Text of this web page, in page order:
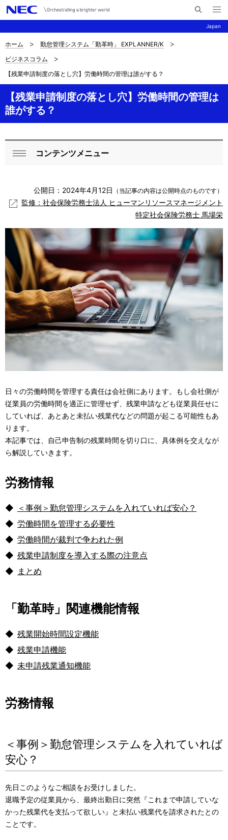
Japan
イ
メ
ニ
ュ
ナ
ビ
ゲ
シ
ン
サ
イ
ト
内
の
現
在
置
表
示
し
て
い
ま
す
。
ホーム
勤怠管理システム「勤革時」 EXPLANNER/K
ビジネスコラム
【残業申請制度の落とし穴】労働時間の管理は誰がする？
【残業申請制度の落とし穴】労働時間の管理は
誰がする？
ロ
ナ
ビ
ゲ
ー
シ
ョ
ン
コンテンツメニュー
公開日：2024年4月12日 （当記事の内容は公開時点のものです）
監修：社会保険労務士法人 ヒューマンリソースマネージメント
特定社会保険労務士 馬場栄
日々の労働時間を管理する責任は会社側にあります。もし会社側が
従業員の労働時間を適正に管理せず、残業申請なども従業員任せに
していれば、あとあと未払い残業代などの問題が起こる可能性もあ
ります。
本記事では、自己申告制の残業時間を切り口に、具体例を交えなが
ら解説していきます。
労務情報
◆ ＜事例＞勤怠管理システムを入れていれば安心？
◆ 労働時間を管理する必要性
◆ 労働時間が裁判で争われた例
◆ 残業申請制度を導入する際の注意点
◆ まとめ
「勤革時」関連機能情報
◆ 残業開始時間設定機能
◆ 残業申請機能
◆ 未申請残業通知機能
労務情報
＜事例＞勤怠管理システムを入れていれば
安心？
先日このようなご相談をお受けしました。
退職予定の従業員から、最終出勤日に突然『これまで申請していな
かった残業代を支払って欲しい』と未払い残業代を請求されたとの
ことです。